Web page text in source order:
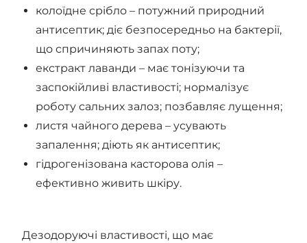
колоїдне срібло – потужний природний
антисептик; діє безпосередньо на бактерії,
що спричиняють запах поту;
екстракт лаванди – має тонізуючи та
заспокійливі властивості; нормалізує
роботу сальних залоз; позбавляє лущення;
листя чайного дерева – усувають
запалення; діють як антисептик;
гідрогенізована касторова олія –
ефективно живить шкіру.
Дезодоруючі властивості, що має